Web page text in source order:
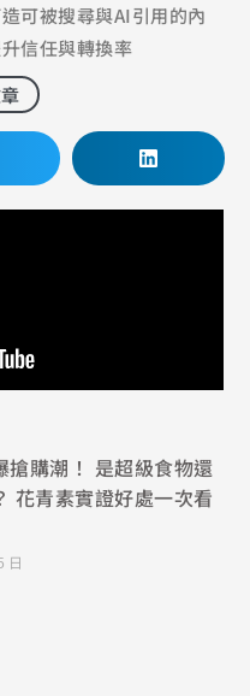
可被搜尋與AI引用的內
信任與轉換率
搶購潮！ 是超級食物還
花青素實證好處一次看
日